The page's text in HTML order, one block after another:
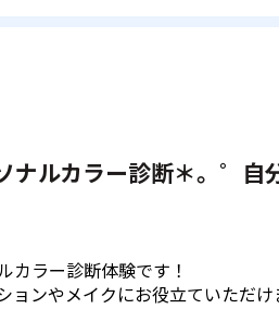
ナルカラー診断＊。゜自
カラー診断体験です！
ョンやメイクにお役立ていただ